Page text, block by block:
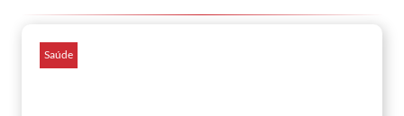
Saúde